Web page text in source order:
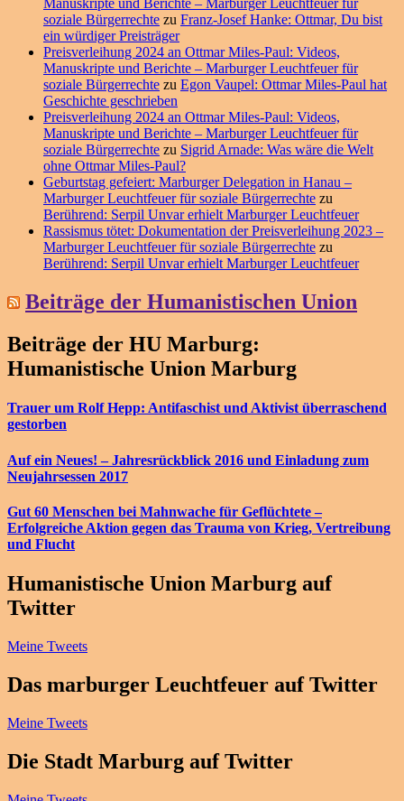
Manuskripte und Berichte – Marburger Leuchtfeuer für
soziale Bürgerrechte zu Franz-Josef Hanke: Ottmar, Du bist
ein würdiger Preisträger
Preisverleihung 2024 an Ottmar Miles-Paul: Videos,
Manuskripte und Berichte – Marburger Leuchtfeuer für
soziale Bürgerrechte zu Egon Vaupel: Ottmar Miles-Paul hat
Geschichte geschrieben
Preisverleihung 2024 an Ottmar Miles-Paul: Videos,
Manuskripte und Berichte – Marburger Leuchtfeuer für
soziale Bürgerrechte zu Sigrid Arnade: Was wäre die Welt
ohne Ottmar Miles-Paul?
Geburtstag gefeiert: Marburger Delegation in Hanau –
Marburger Leuchtfeuer für soziale Bürgerrechte zu
Berührend: Serpil Unvar erhielt Marburger Leuchtfeuer
Rassismus tötet: Dokumentation der Preisverleihung 2023 –
Marburger Leuchtfeuer für soziale Bürgerrechte zu
Berührend: Serpil Unvar erhielt Marburger Leuchtfeuer
Beiträge der Humanistischen Union
Beiträge der HU Marburg:
Humanistische Union Marburg
Trauer um Rolf Hepp: Antifaschist und Aktivist überraschend
gestorben
Auf ein Neues! – Jahresrückblick 2016 und Einladung zum
Neujahrsessen 2017
Gut 60 Menschen bei Mahnwache für Geflüchtete –
Erfolgreiche Aktion gegen das Trauma von Krieg, Vertreibung
und Flucht
Humanistische Union Marburg auf
Twitter
Meine Tweets
Das marburger Leuchtfeuer auf Twitter
Meine Tweets
Die Stadt Marburg auf Twitter